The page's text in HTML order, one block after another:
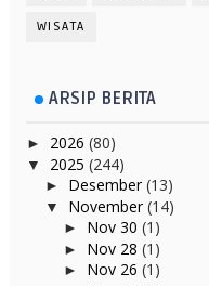
WISATA
ARSIP BERITA
► 2026 (80)
▼ 2025 (244)
► Desember(13)
▼ November(14)
► Nov 30 (1)
► Nov 28 (1)
► Nov 26 (1)